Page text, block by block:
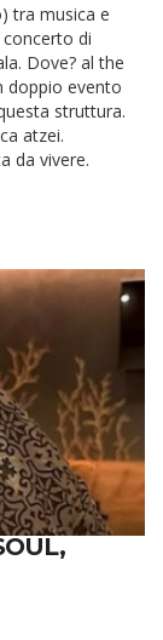
tra musica e
di
Dove? al the
doppio evento
struttura.
atzei.
da vivere.